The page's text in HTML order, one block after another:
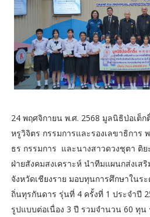
24 พฤศจิกายน พ.ศ. 2568 มูลนิธิป่อเต็
หรูวิจิตร กรรมการและรองเลขาธิการ
ธร กรรมการ และนางสาวดวงชุตา ติ
ฝ่ายสังคมสงเคราะห์ นำทีมแผนกส่งเส
จังหวัดเชียงราย มอบทุนการศึกษาในร
ถิ่นทุรกันดาร รุ่นที่ 4 ครั้งที่ 1 ประจำปี
รูปแบบต่อเนื่อง 3 ปี รวมจำนวน 60 ทุ